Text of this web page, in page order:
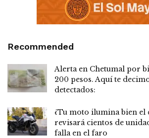
Recommended
Alerta en Chetumal por
200 pesos. Aquí te
detectados:
¿Tu moto ilumina bien el
revisará cientos de
falla en el faro